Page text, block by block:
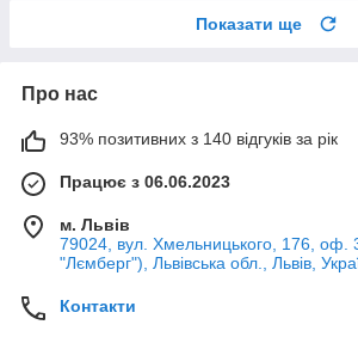
Показати ще
Про нас
93% позитивних з 140 відгуків за рік
Працює з 06.06.2023
м. Львів
79024, вул. Хмельницького, 176, оф.
"Лємберг"), Львівська обл., Львів,
Контакти